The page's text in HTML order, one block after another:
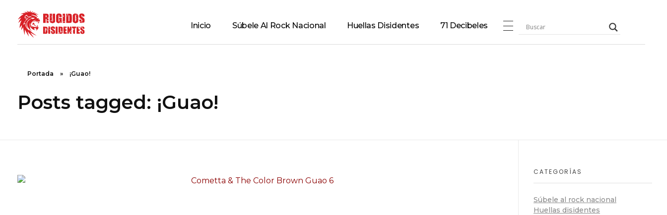
Rugidos Disidentes
Bogotá - Colombia | ISSN 2619-5569
Inicio Súbele Al Rock Nacional Huellas Disidentes 71 Decibeles
Portada » ¡Guao!
Posts tagged: ¡Guao!
CATEGORÍAS
Súbele al rock nacional
Huellas disidentes